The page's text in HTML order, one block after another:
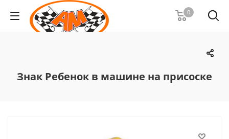
0
Знак Ребенок в машине на присоске